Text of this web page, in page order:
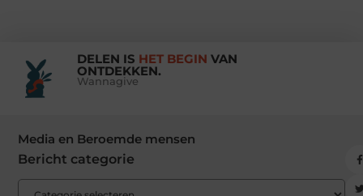
DELEN IS HET BEGIN VAN
ONTDEKKEN.
Wannagive
Media en Beroemde mensen
Bericht categorie